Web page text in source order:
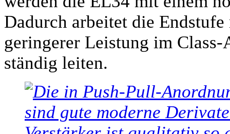
Dadurch arbeitet die
geringerer Leistung im
ständig leiten.